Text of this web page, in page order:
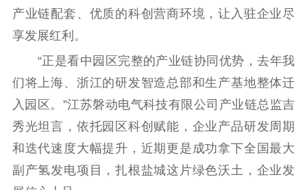
产业链配套、优质的科创营商环境，让入驻企业尽
享发展红利。
“正是看中园区完整的产业链协同优势，去年我
们将上海、浙江的研发智造总部和生产基地整体迁
入园区。”江苏磐动电气科技有限公司产业链总监吉
秀光坦言，依托园区科创赋能，企业产品研发周期
和迭代速度大幅提升，近期更是成功拿下全国最大
副产氢发电项目，扎根盐城这片绿色沃土，企业发